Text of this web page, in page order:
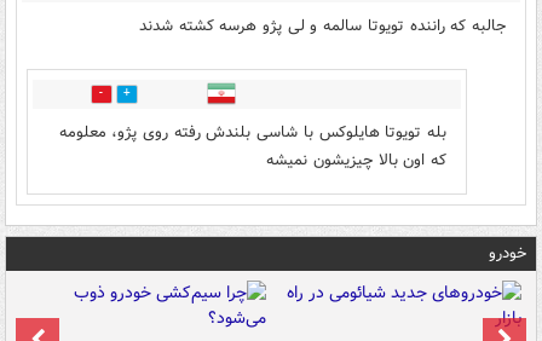
جالبه که راننده تویوتا سالمه و لی پژو هرسه کشته شدند
0
بله تویوتا هایلوکس با شاسی بلندش رفته روی پژو، معلومه
که اون بالا چیزیشون نمیشه
خودرو